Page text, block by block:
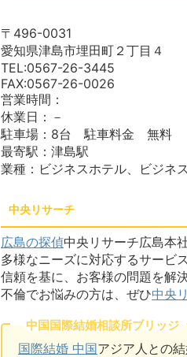
〒496-0031
愛知県津島市埋田町２丁目４
TEL:0567-26-3445
FAX:0567-26-0026
営業時間：
休業日：－
駐車場：8台 駐車料金 無料
最寄駅：津島駅
業種：ビジネスホテル、ビジネ
中央リサーチ
広島の探偵中央リサーチ広島本社
多様なニーズに対応するサービ
信頼を基に、お客様の問題を解
不倫でお悩みの方は、ぜひ中央
中国国際結婚相談所ブリッジ
国際結婚 中国アジア人との